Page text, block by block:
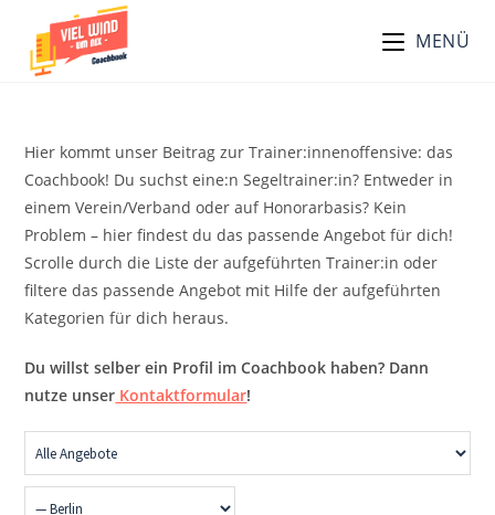
Inhalt
springen
MENÜ
Hier kommt unser Beitrag zur Trainer:innenoffensive: das
Coachbook! Du suchst eine:n Segeltrainer:in? Entweder in
einem Verein/Verband oder auf Honorarbasis? Kein
Problem – hier findest du das passende Angebot für dich!
Scrolle durch die Liste der aufgeführten Trainer:in oder
filtere das passende Angebot mit Hilfe der aufgeführten
Kategorien für dich heraus.
Du willst selber ein Profil im Coachbook haben? Dann
nutze unser Kontaktformular!